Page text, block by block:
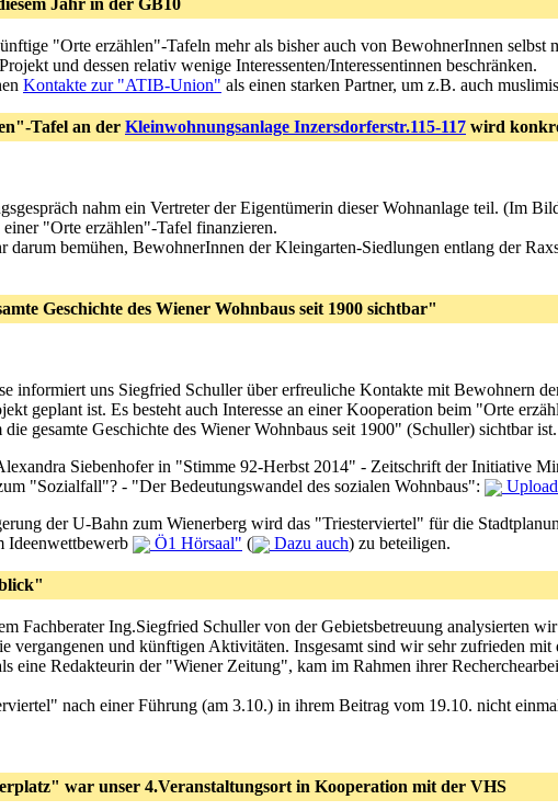
Jahr in der GB10
"Orte erzählen"-Tafeln mehr als bisher auch von BewohnerInnen
und dessen relativ wenige Interessenten/Interessentinnen beschränken.
Kontakte zur "ATIB-Union" als einen starken Partner, um z.B. auch
Tafel an der Kleinwohnungsanlage Inzersdorferstr.115-117 wird
nahm ein Vertreter der Eigentümerin dieser Wohnanlage teil. (Im
"Orte erzählen"-Tafel finanzieren.
darum bemühen, BewohnerInnen der Kleingarten-Siedlungen entlang der
Geschichte des Wiener Wohnbaus seit 1900 sichtbar"
informiert uns Siegfried Schuller über erfreuliche Kontakte mit Bewohnern
geplant ist. Es besteht auch Interesse an einer Kooperation beim "Orte
gesamte Geschichte des Wiener Wohnbaus seit 1900" (Schuller) sichtbar ist.
Siebenhofer in "Stimme 92-Herbst 2014" - Zeitschrift der Initiative
"Sozialfall"? - "Der Bedeutungswandel des sozialen Wohnbaus":
der U-Bahn zum Wienerberg wird das "Triesterviertel" für die
Ideenwettbewerb
Ö1 Hörsaal" ( Dazu auch) zu beteiligen.
Fachberater Ing.Siegfried Schuller von der Gebietsbetreuung analysierten
vergangenen und künftigen Aktivitäten. Insgesamt sind wir sehr zufrieden
eine Redakteurin der "Wiener Zeitung", kam im Rahmen ihrer
nach einer Führung (am 3.10.) in ihrem Beitrag vom 19.10. nicht
war unser 4.Veranstaltungsort in Kooperation mit der VHS